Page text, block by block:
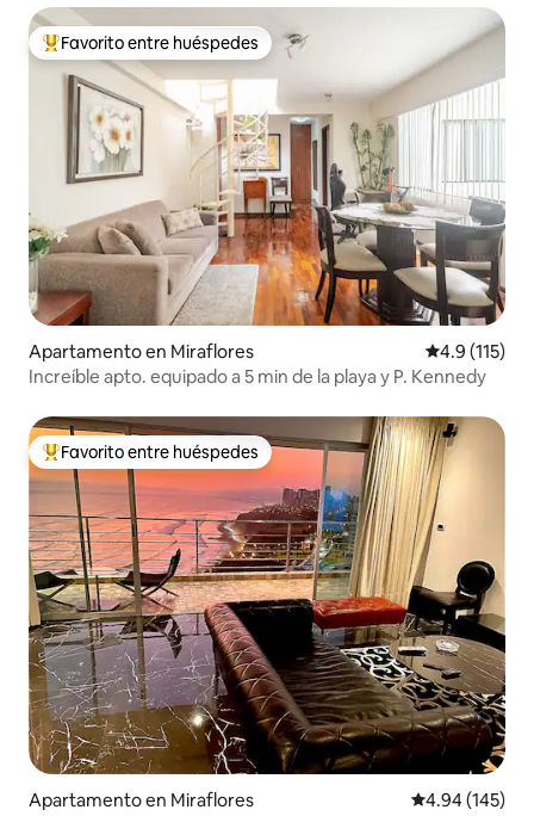
Favorito entre huéspedes preferido
Favorito entre huéspedes
Apartamento en Miraflores Calificación
4.9 (115)
Increíble apto. equipado a 5 min de la playa y P. Kennedy
Favorito entre huéspedes preferido
Favorito entre huéspedes
Apartamento en Miraflores Calificación
4.94 (145)